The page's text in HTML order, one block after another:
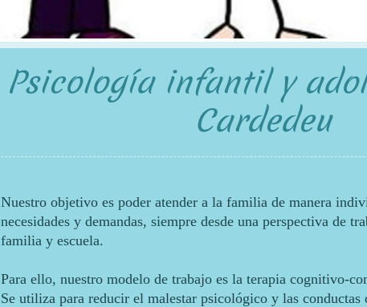
Psicología infantil y
Cardedeu
Nuestro objetivo es poder atender a la familia de manera
necesidades y demandas, siempre desde una perspectiva de
familia y escuela.
Para ello, nuestro modelo de trabajo es la terapia cognitivo-
Se utiliza para reducir el malestar psicológico y las conductas